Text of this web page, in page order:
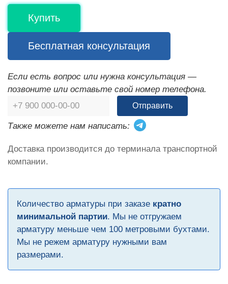
Купить
Бесплатная консультация
Если есть вопрос или нужна консультация —
позвоните или оставьте свой номер телефона.
Отправить
Также можете нам написать:
Доставка производится до терминала транспортной
компании.
Количество арматуры при заказе кратно
минимальной партии. Мы не отгружаем
арматуру меньше чем 100 метровыми бухтами.
Мы не режем арматуру нужными вам
размерами.